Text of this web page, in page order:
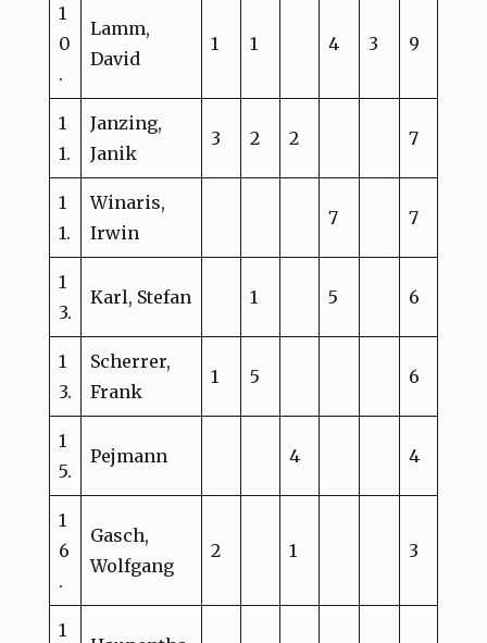
1
0
.
Lamm,
David
1 1 4 3 9
1
1.
Janzing,
Janik
3 2 2 7
1
1.
Winaris,
Irwin
7 7
1
3.
Karl, Stefan 1 5 6
1
3.
Scherrer,
Frank
1 5 6
1
5.
Pejmann 4 4
1
6
.
Gasch,
Wolfgang
2 1 3
1